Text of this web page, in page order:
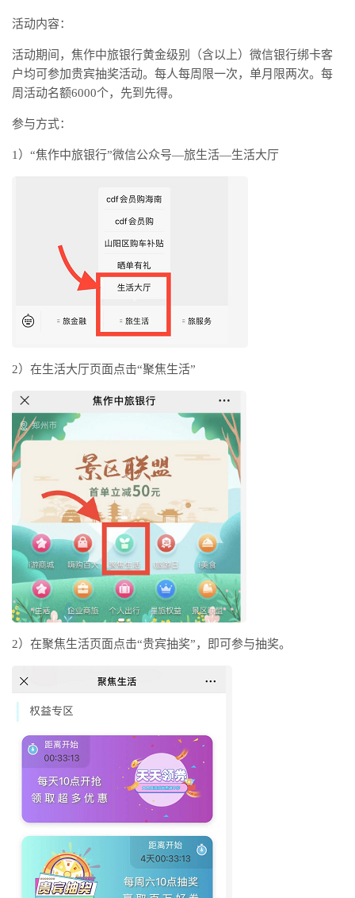
活动内容：
活动期间，焦作中旅银行黄金级别（含以上）微信银行绑卡客
户均可参加贵宾抽奖活动。每人每周限一次，单月限两次。每
周活动名额6000个，先到先得。
参与方式：
1）“焦作中旅银行”微信公众号—旅生活—生活大厅
2）在生活大厅页面点击“聚焦生活”
2）在聚焦生活页面点击“贵宾抽奖”，即可参与抽奖。